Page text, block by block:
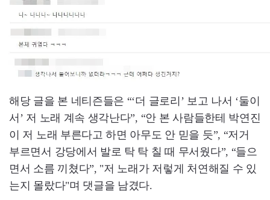
해당 글을 본 네티즌들은 “‘더 글로리’ 보고 나서 ‘둘이
서’ 저 노래 계속 생각난다”, “안 본 사람들한테 박연진
이 저 노래 부른다고 하면 아무도 안 믿을 듯”, “저거
부르면서 강당에서 발로 탁 탁 칠 때 무서웠다”, “들으
면서 소름 끼쳤다”, "저 노래가 저렇게 처연해질 수 있
는지 몰랐다"며 댓글을 남겼다.